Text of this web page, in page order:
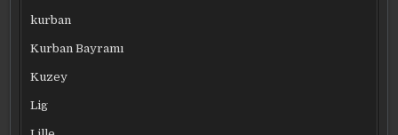
kurban
Kurban Bayramı
Kuzey
Lig